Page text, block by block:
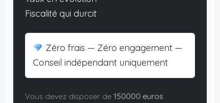
Fiscalité qui durcit
Zéro frais — Zéro engagement —
Conseil indépendant uniquement
Vous devez disposer de 150000 euros